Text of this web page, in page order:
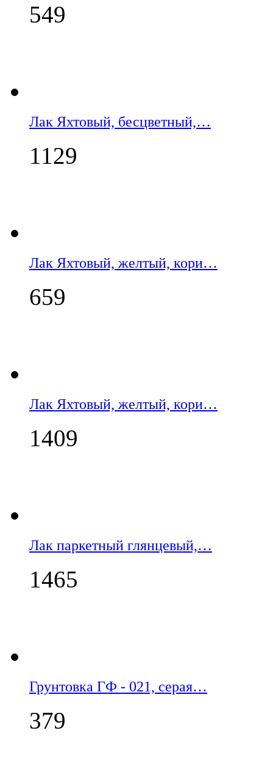
549
Лак Яхтовый, бесцветный,…
1129
Лак Яхтовый, желтый, кори…
659
Лак Яхтовый, желтый, кори…
1409
Лак паркетный глянцевый,…
1465
Грунтовка ГФ - 021, серая…
379